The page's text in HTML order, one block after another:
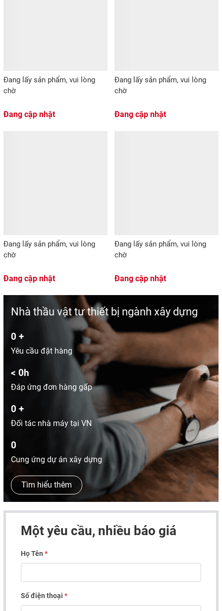
Đang lấy sản phẩm, vui lòng
chờ
Đang cập nhật
Đang lấy sản phẩm, vui lòng
chờ
Đang cập nhật
Đang lấy sản phẩm, vui lòng
chờ
Đang cập nhật
Đang lấy sản phẩm, vui lòng
chờ
Đang cập nhật
Nhà thầu vật tư thiết bị ngành xây dựng
0 +
Yêu cầu đặt hàng
< 0h
Đáp ứng đơn hàng gấp
0 +
Đối tác nhà máy tại VN
0
Cung ứng dự án xây dựng
Tìm hiểu thêm
Một yêu cầu, nhiều báo giá
Họ Tên *
Số điện thoại *